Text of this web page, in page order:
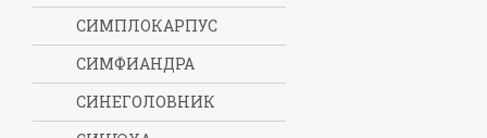
СИМПЛОКАРПУС
СИМФИАНДРА
СИНЕГОЛОВНИК